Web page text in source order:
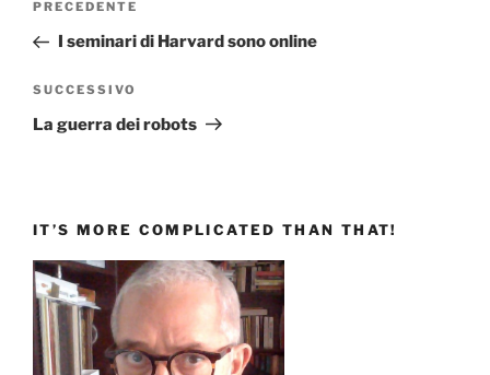
Articolo
precedente:
PRECEDENTE
I seminari di Harvard sono online
Articolo
successivo
SUCCESSIVO
La guerra dei robots
IT’S MORE COMPLICATED THAN THAT!